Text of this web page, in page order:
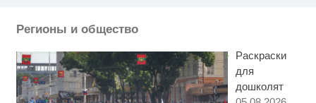
Регионы и общество
Раскраски
для
дошколят
Королева вагона отожгла! Видео